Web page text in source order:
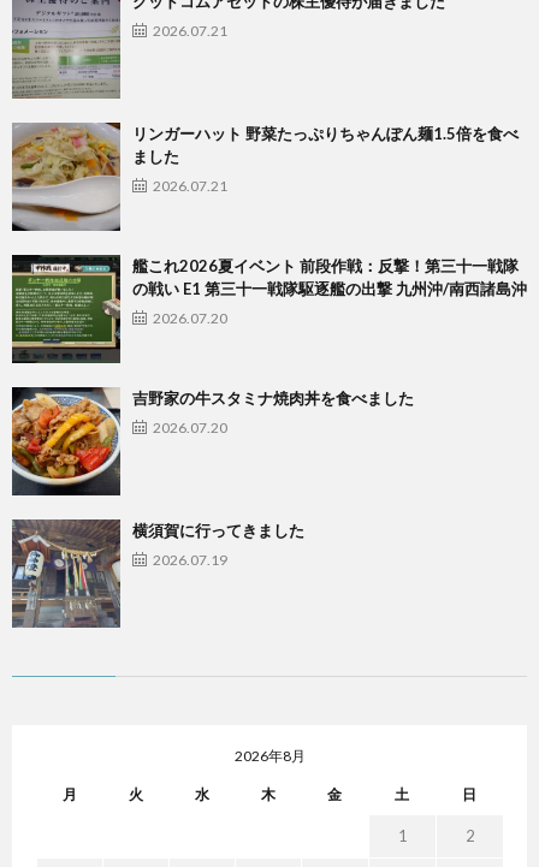
2026.07.21
リンガーハット 野菜たっぷりちゃんぽん麺1.5倍を食べ
ました
2026.07.21
艦これ2026夏イベント 前段作戦：反撃！第三十一戦隊
の戦い E1 第三十一戦隊駆逐艦の出撃 九州沖/南西諸島沖
2026.07.20
吉野家の牛スタミナ焼肉丼を食べました
2026.07.20
横須賀に行ってきました
2026.07.19
2026年8月
月 火 水 木 金 土 日
1 2